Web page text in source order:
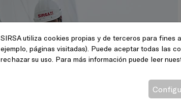
SIRSA utiliza cookies propias y de terceros para
ejemplo, páginas visitadas). Puede aceptar todas las
rechazar su uso. Para más información puede leer